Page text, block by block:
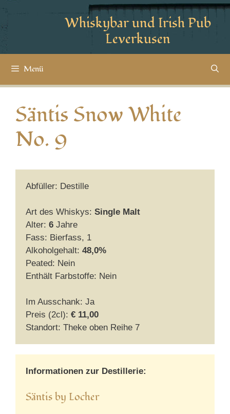
Whiskybar und Irish Pub
Leverkusen
Menü
Säntis Snow White
No. 9
Abfüller: Destille
Art des Whiskys: Single Malt
Alter: 6 Jahre
Fass: Bierfass, 1
Alkoholgehalt: 48,0%
Peated: Nein
Enthält Farbstoffe: Nein
Im Ausschank: Ja
Preis (2cl): € 11,00
Standort: Theke oben Reihe 7
Informationen zur Destillerie:
Säntis by Locher